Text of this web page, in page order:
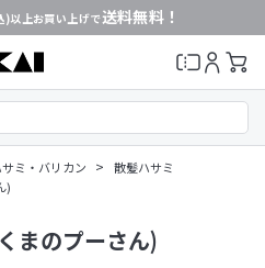
)以上お買い上げで送料無料！
ミ・バリカン > 散髪ハサミ
)
まのプーさん)